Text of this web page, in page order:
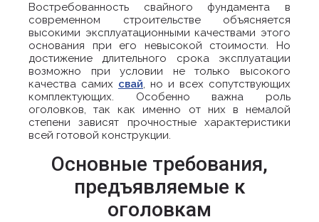
Востребованность свайного фундамента в
современном строительстве объясняется
высокими эксплуатационными качествами этого
основания при его невысокой стоимости. Но
достижение длительного срока эксплуатации
возможно при условии не только высокого
качества самих свай, но и всех сопутствующих
комплектующих. Особенно важна роль
оголовков, так как именно от них в немалой
степени зависят прочностные характеристики
всей готовой конструкции.
Основные требования,
предъявляемые к
оголовкам